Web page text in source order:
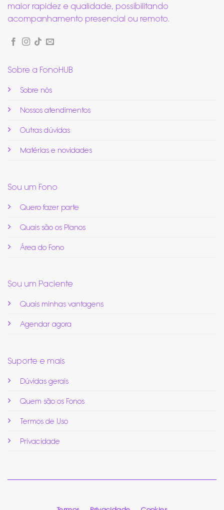
maior rapidez e qualidade, possibilitando
acompanhamento presencial ou remoto.
Sobre a FonoHUB
Sobre nós
Nossos atendimentos
Outras dúvidas
Matérias e novidades
Sou um Fono
Quero fazer parte
Quais são os Planos
Área do Fono
Sou um Paciente
Quais minhas vantagens
Agendar agora
Suporte e mais
Dúvidas gerais
Quem são os Fonos
Termos de Uso
Privacidade